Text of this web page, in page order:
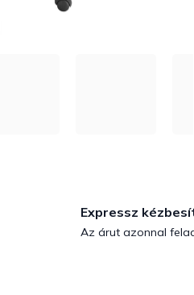
Expressz
Az árut azonnal